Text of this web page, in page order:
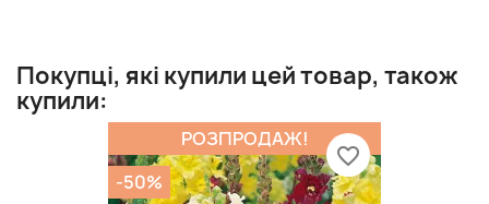
Покупці, які купили цей товар, також
купили:
РОЗПРОДАЖ!
-50%
favorite_border